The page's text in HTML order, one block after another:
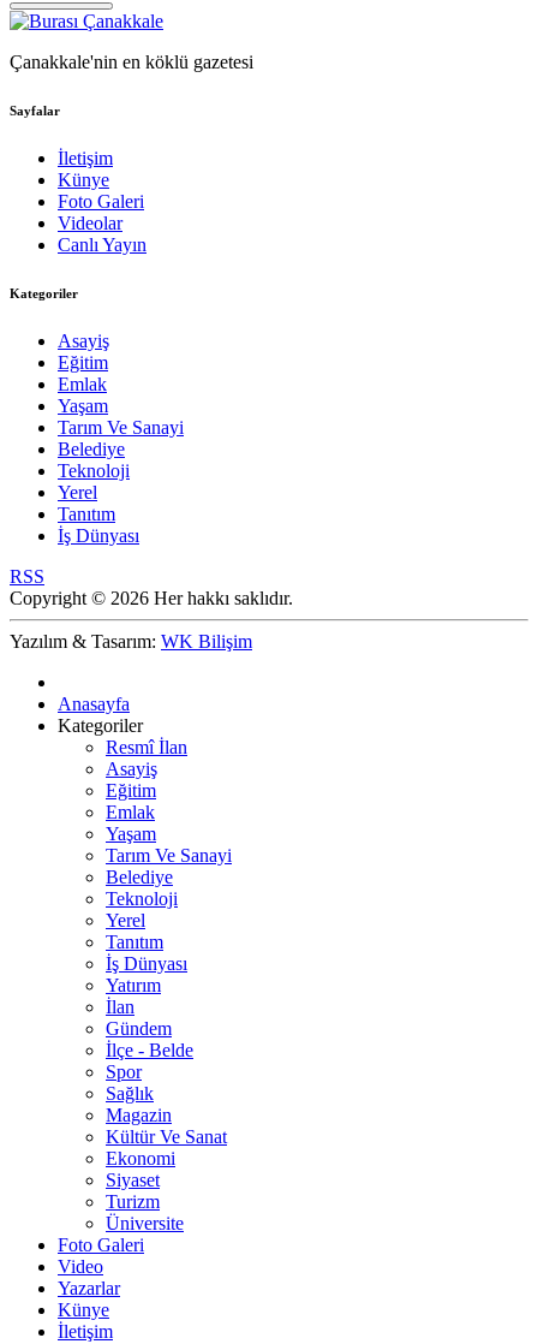
Çanakkale'nin en köklü gazetesi
Sayfalar
İletişim
Künye
Foto Galeri
Videolar
Canlı Yayın
Kategoriler
Asayiş
Eğitim
Emlak
Yaşam
Tarım Ve Sanayi
Belediye
Teknoloji
Yerel
Tanıtım
İş Dünyası
RSS
Copyright © 2026 Her hakkı saklıdır.
Yazılım & Tasarım: WK Bilişim
Anasayfa
Kategoriler
Resmî İlan
Asayiş
Eğitim
Emlak
Yaşam
Tarım Ve Sanayi
Belediye
Teknoloji
Yerel
Tanıtım
İş Dünyası
Yatırım
İlan
Gündem
İlçe - Belde
Spor
Sağlık
Magazin
Kültür Ve Sanat
Ekonomi
Siyaset
Turizm
Üniversite
Foto Galeri
Video
Yazarlar
Künye
İletişim